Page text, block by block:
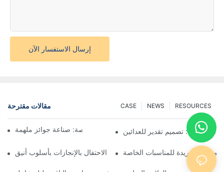
إرسال الاستفسار الآن
مقالات مقترحة RESOURCES
NEWS
CASE
فن صنع الميداليات المخصصة: صناعة جوائز ملهمةالمخصصة: تصميم تقدير للعدائين
ميداليات الجوائز المخصصة: الاحتفال بالإنجازات بأسلوب أنيق
جوائز فريدة للمناسبات الخاصة